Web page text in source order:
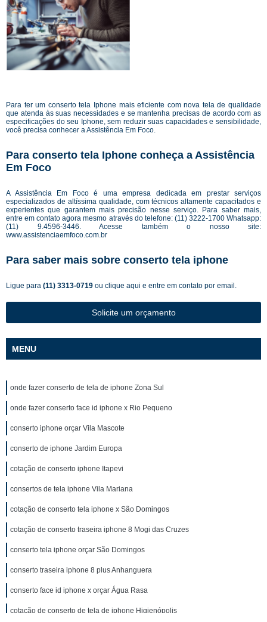
Para ter um conserto tela Iphone mais eficiente com nova tela de qualidade
que atenda às suas necessidades e se mantenha precisas de acordo com as
especificações do seu Iphone, sem reduzir suas capacidades e sensibilidade,
você precisa conhecer a Assistência Em Foco.
Para conserto tela Iphone conheça a Assistência
Em Foco
A Assistência Em Foco é uma empresa dedicada em prestar serviços
especializados de altíssima qualidade, com técnicos altamente capacitados e
experientes que garantem mais precisão nesse serviço. Para saber mais,
entre em contato agora mesmo através do telefone: (11) 3222-1700 Whatsapp:
(11) 9.4596-3446. Acesse também o nosso site:
www.assistenciaemfoco.com.br
Para saber mais sobre conserto tela iphone
Ligue para (11) 3313-0719 ou clique aqui e entre em contato por email.
Solicite um orçamento
MENU
onde fazer conserto de tela de iphone Zona Sul
onde fazer conserto face id iphone x Rio Pequeno
conserto iphone orçar Vila Mascote
conserto de iphone Jardim Europa
cotação de conserto iphone Itapevi
consertos de tela iphone Vila Mariana
cotação de conserto tela iphone x São Domingos
cotação de conserto traseira iphone 8 Mogi das Cruzes
conserto tela iphone orçar São Domingos
conserto traseira iphone 8 plus Anhanguera
conserto face id iphone x orçar Água Rasa
cotação de conserto de tela de iphone Higienópolis